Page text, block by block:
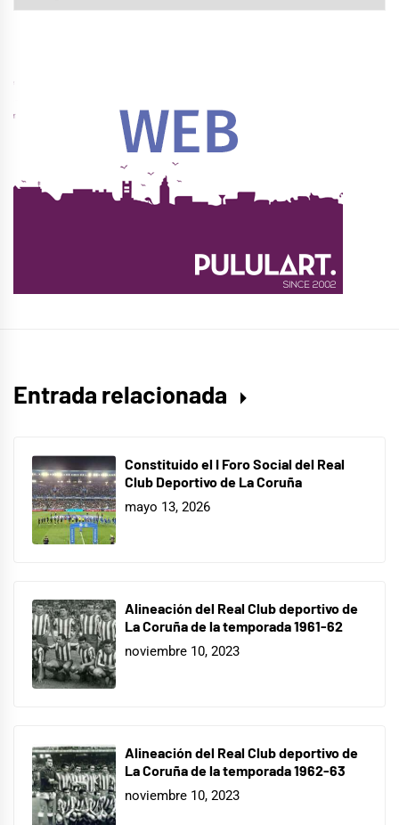
Entrada relacionada
Constituido el I Foro Social del Real
Club Deportivo de La Coruña
mayo 13, 2026
Alineación del Real Club deportivo de
La Coruña de la temporada 1961-62
noviembre 10, 2023
Alineación del Real Club deportivo de
La Coruña de la temporada 1962-63
noviembre 10, 2023